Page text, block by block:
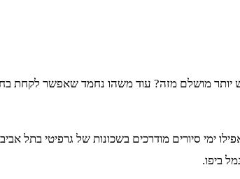
יותר מושלם מזה? עוד משהו נחמד שאפשר לקחת
ימי סיורים מודרכים בשכונות של גרפיטי בתל
ביפו.